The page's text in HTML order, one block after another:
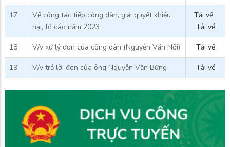
17
Về công tác tiếp công dân, giải quyết khiếu
nại, tố cáo năm 2023
Tải về ,
Tải về
18 V/v xử lý đơn của công dân (Nguyễn Văn Nổi) Tải về
19 V/v trả lời đơn của ông Nguyễn Văn Bừng Tải về